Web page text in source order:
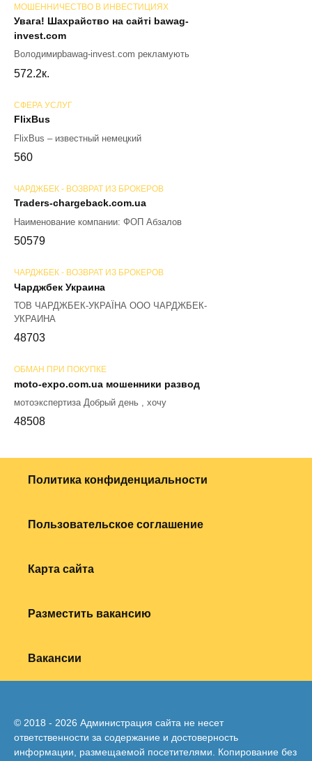
МОШЕННИЧЕСТВО В ИНВЕСТИЦИЯХ
Увага! Шахрайство на сайті bawag-
invest.com
Володимирbawag-invest.com рекламують
572.2к.
СФЕРА УСЛУГ
FlixBus
FlixBus – известный немецкий
560
ЧАРДЖБЕК - ВОЗВРАТ ИЗ БРОКЕРОВ
Traders-chargeback.com.ua
Наименование компании: ФОП Абзалов
50579
ЧАРДЖБЕК - ВОЗВРАТ ИЗ БРОКЕРОВ
Чарджбек Украина
ТОВ ЧАРДЖБЕК-УКРАЇНА ООО ЧАРДЖБЕК-
УКРАИНА
48703
ОБМАН ПРИ ПОКУПКЕ
moto-expo.com.ua мошенники развод
мотоэкспертиза Добрый день , хочу
48508
Политика конфиденциальности
Пользовательское соглашение
Карта сайта
Разместить вакансию
Вакансии
© 2018 - 2026 Администрация сайта не несет
ответственности за содержание и достоверность
информации, размещаемой посетителями. Копирование без